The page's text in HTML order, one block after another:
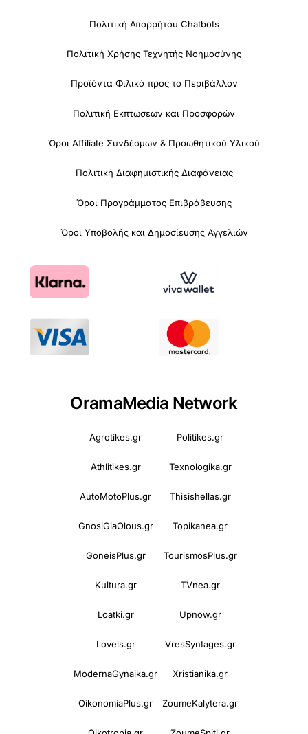
Πολιτική Απορρήτου Chatbots
Πολιτική Χρήσης Τεχνητής Νοημοσύνης
Προϊόντα Φιλικά προς το Περιβάλλον
Πολιτική Εκπτώσεων και Προσφορών
Όροι Affiliate Συνδέσμων & Προωθητικού Υλικού
Πολιτική Διαφημιστικής Διαφάνειας
Όροι Προγράμματος Επιβράβευσης
Όροι Υποβολής και Δημοσίευσης Αγγελιών
OramaMedia Network
Agrotikes.gr Politikes.gr
Athlitikes.gr Texnologika.gr
AutoMotoPlus.gr Thisishellas.gr
GnosiGiaOlous.gr Topikanea.gr
GoneisPlus.gr TourismosPlus.gr
Kultura.gr TVnea.gr
Loatki.gr Upnow.gr
Loveis.gr VresSyntages.gr
ModernaGynaika.gr Xristianika.gr
OikonomiaPlus.gr ZoumeKalytera.gr